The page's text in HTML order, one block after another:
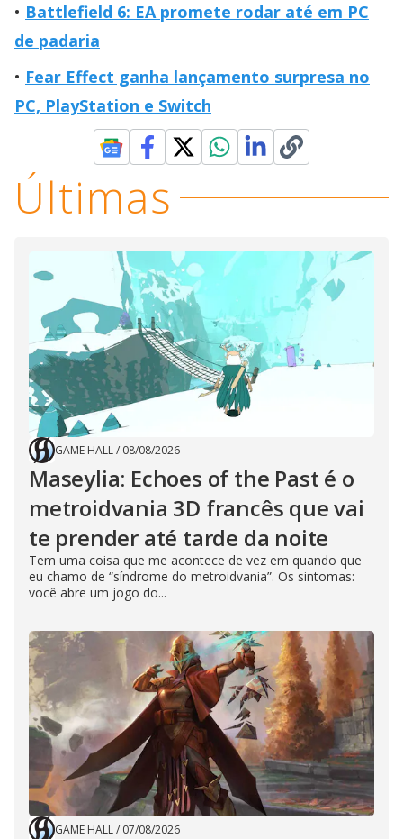
Battlefield 6: EA promete rodar até em PC
de padaria
Fear Effect ganha lançamento surpresa no
PC, PlayStation e Switch
Últimas
GAME HALL/ 08/08/2026
Maseylia: Echoes of the Past é o
metroidvania 3D francês que vai
te prender até tarde da noite
Tem uma coisa que me acontece de vez em quando que
eu chamo de “síndrome do metroidvania”. Os sintomas:
você abre um jogo do...
GAME HALL/ 07/08/2026